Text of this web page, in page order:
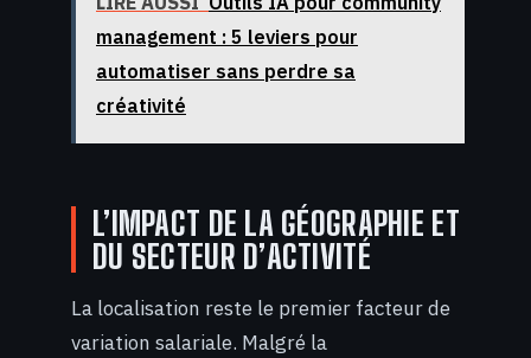
management : 5 leviers pour
automatiser sans perdre sa
créativité
L’IMPACT DE LA GÉOGRAPHIE ET
DU SECTEUR D’ACTIVITÉ
La localisation reste le premier facteur de
variation salariale. Malgré la